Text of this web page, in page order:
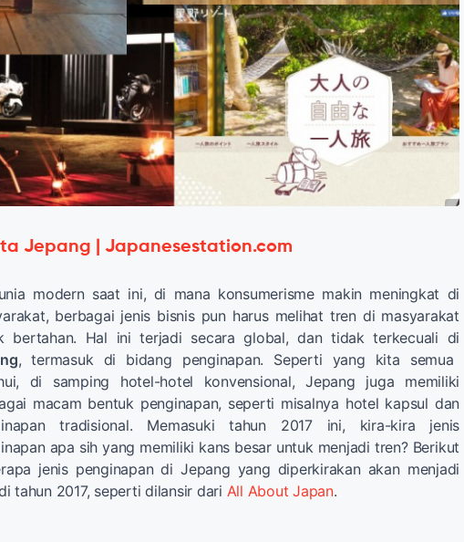
Jepang | Japanesestation.com
modern saat ini, di mana konsumerisme makin meningkat di
berbagai jenis bisnis pun harus melihat tren di masyarakat
bertahan. Hal ini terjadi secara global, dan tidak terkecuali di
, termasuk di bidang penginapan. Seperti yang kita semua
di samping hotel-hotel konvensional, Jepang juga memiliki
macam bentuk penginapan, seperti misalnya hotel kapsul dan
tradisional. Memasuki tahun 2017 ini, kira-kira jenis
apa sih yang memiliki kans besar untuk menjadi tren? Berikut
jenis penginapan di Jepang yang diperkirakan akan menjadi
tahun 2017, seperti dilansir dari All About Japan.